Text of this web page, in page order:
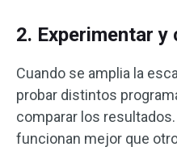
2. Experimentar y
Cuando se amplia la
probar distintos
comparar los
funcionan mejor que